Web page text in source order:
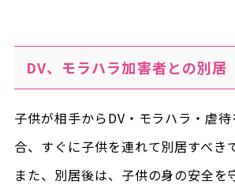
DV、モラハラ加害者との別居
子供が相手からDV・モラハラ・虐
合、すぐに子供を連れて別居すべき
また、別居後は、子供の身の安全を